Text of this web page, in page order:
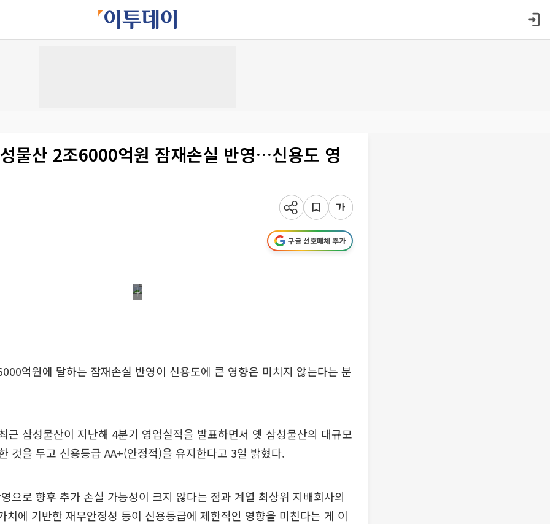
물산 2조6000억원 잠재손실 반영…신용도 영
구글 선호매체 추가
억원에 달하는 잠재손실 반영이 신용도에 큰 영향은 미치지 않는다는 분
근 삼성물산이 지난해 4분기 영업실적을 발표하면서 옛 삼성물산의 대규모
것을 두고 신용등급 AA+(안정적)을 유지한다고 3일 밝혔다.
으로 향후 추가 손실 가능성이 크지 않다는 점과 계열 최상위 지배회사의
치에 기반한 재무안정성 등이 신용등급에 제한적인 영향을 미친다는 게 이